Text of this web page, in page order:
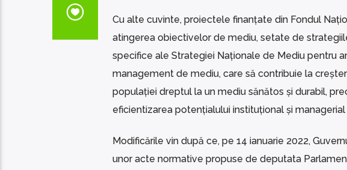
Cu alte cuvinte, proiectele finanțate din Fondul
atingerea obiectivelor de mediu, setate de
specifice ale Strategiei Naționale de Mediu pentru
management de mediu, care să contribuie la
populației dreptul la un mediu sănătos și durabil,
eficientizarea potențialului instituțional și
Modificările vin după ce, pe 14 ianuarie 2022,
unor acte normative propuse de deputata